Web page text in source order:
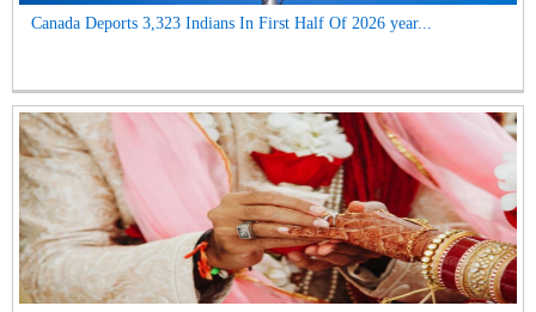
Canada Deports 3,323 Indians In First Half Of 2026 year...